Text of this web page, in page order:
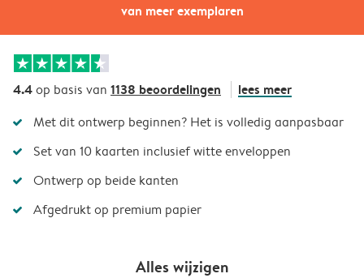
van meer exemplaren
4.4op basis van 1138 beoordelingen lees meer
Met dit ontwerp beginnen? Het is volledig aanpasbaar
Set van 10 kaarten inclusief witte enveloppen
Ontwerp op beide kanten
Afgedrukt op premium papier
Alles wijzigen